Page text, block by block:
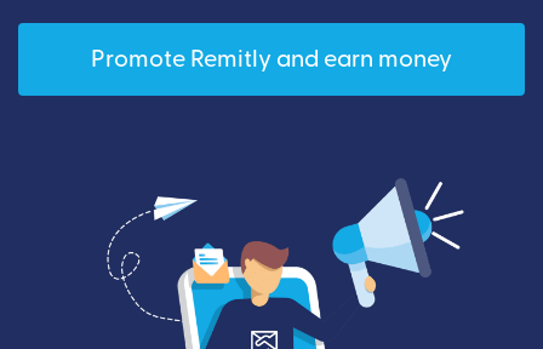
Promote Remitly and earn money